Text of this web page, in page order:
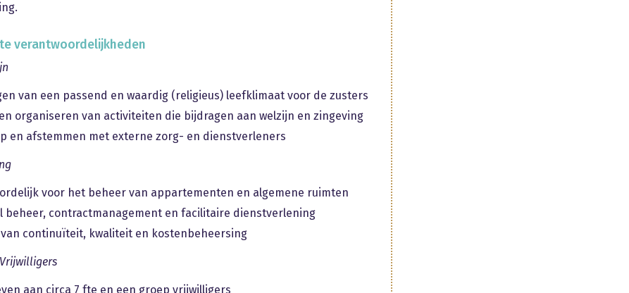
verantwoordelijkheden
van een passend en waardig (religieus) leefklimaat voor de zusters
organiseren van activiteiten die bijdragen aan welzijn en zingeving
en afstemmen met externe zorg- en dienstverleners
voor het beheer van appartementen en algemene ruimten
beheer, contractmanagement en facilitaire dienstverlening
van continuïteit, kwaliteit en kostenbeheersing
aan circa 7 fte en een groep vrijwilligers